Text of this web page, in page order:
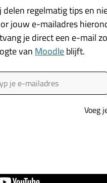
over LTIen ga vooral zelf
hoe je een cursus kan
delen regelmatig tips en
jouw e-mailadres
je direct een e-mail
van Moodleblijft.
e-mailadres
Voeg